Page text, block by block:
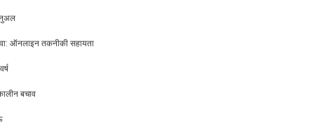
ऑनलाइन तकनीकी सहायता
बचाव